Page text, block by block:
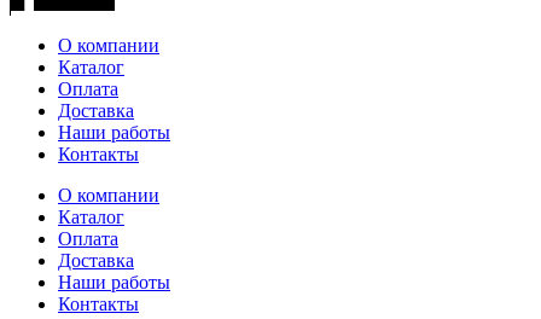
О компании
Каталог
Оплата
Доставка
Наши работы
Контакты
О компании
Каталог
Оплата
Доставка
Наши работы
Контакты